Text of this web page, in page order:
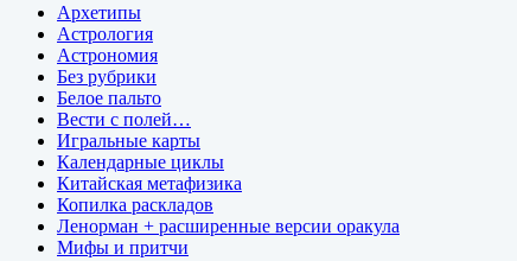
Архетипы
Астрология
Астрономия
Без рубрики
Белое пальто
Вести с полей…
Игральные карты
Календарные циклы
Китайская метафизика
Копилка раскладов
Ленорман + расширенные версии оракула
Мифы и притчи